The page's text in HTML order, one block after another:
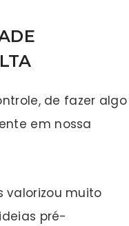
de fazer algo
em nossa
valorizou muito
pré-